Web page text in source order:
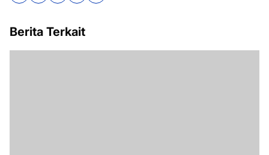
Berita Terkait